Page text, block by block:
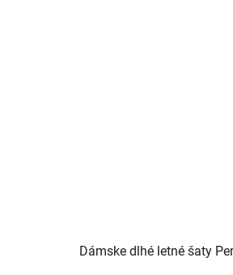
Dámske dlhé letné šaty